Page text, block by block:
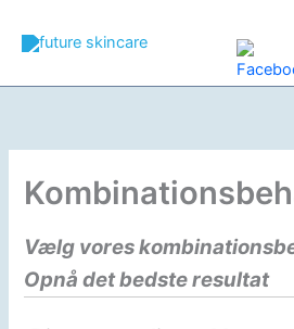
Vælg vores
Opnå det bedste resultat